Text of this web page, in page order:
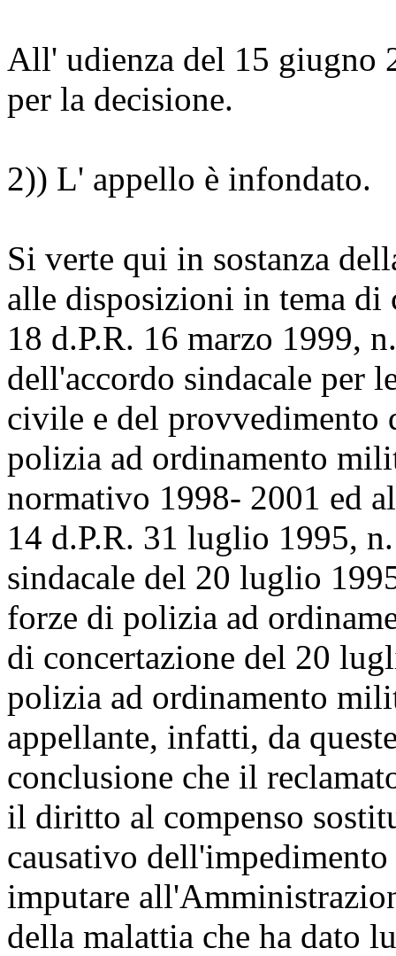
All' udienza del 15 giugno
per la decisione.
2)) L' appello è infondato.
Si verte qui in sostanza
alle disposizioni in tema
18 d.P.R. 16 marzo 1999,
dell'accordo sindacale per
civile e del provvedimento
polizia ad ordinamento
normativo 1998- 2001 ed
14 d.P.R. 31 luglio 1995,
sindacale del 20 luglio
forze di polizia ad
di concertazione del 20
polizia ad ordinamento
appellante, infatti, da
conclusione che il
il diritto al compenso
causativo
imputare
della malattia che ha dato